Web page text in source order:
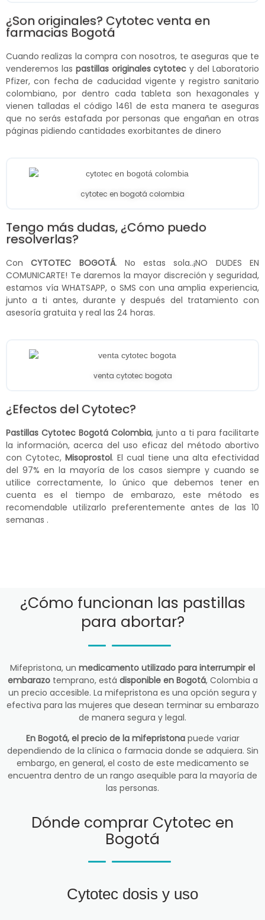
¿Son originales? Cytotec venta en
farmacias Bogotá
Cuando realizas la compra con nosotros, te aseguras que te
venderemos las pastillas originales cytotec y del Laboratorio
Pfizer, con fecha de caducidad vigente y registro sanitario
colombiano, por dentro cada tableta son hexagonales y
vienen talladas el código 1461 de esta manera te aseguras
que no serás estafada por personas que engañan en otras
páginas pidiendo cantidades exorbitantes de dinero
cytotec en bogotá colombia
Tengo más dudas, ¿Cómo puedo
resolverlas?
ConCYTOTEC BOGOTÁ. No estas sola..¡NO DUDES EN
COMUNICARTE! Te daremos la mayor discreción y seguridad,
estamos vía WHATSAPP, o SMS con una amplia experiencia,
junto a ti antes, durante y después del tratamiento con
asesoría gratuita y real las 24 horas.
venta cytotec bogota
¿Efectos del Cytotec?
Pastillas Cytotec Bogotá Colombia, junto a ti para facilitarte
la información, acerca del uso eficaz del método abortivo
con Cytotec, Misoprostol. El cual tiene una alta efectividad
del 97% en la mayoría de los casos siempre y cuando se
utilice correctamente, lo único que debemos tener en
cuenta es el tiempo de embarazo, este método es
recomendable utilizarlo preferentemente antes de las 10
semanas .
¿Cómo funcionan las pastillas
para abortar?
Mifepristona, un medicamento utilizado para interrumpir el
embarazotemprano, está disponible en Bogotá, Colombia a
un precio accesible. La mifepristona es una opción segura y
efectiva para las mujeres que desean terminar su embarazo
de manera segura y legal.
En Bogotá, el precio de la mifepristonapuede variar
dependiendo de la clínica o farmacia donde se adquiera. Sin
embargo, en general, el costo de este medicamento se
encuentra dentro de un rango asequible para la mayoría de
las personas.
Dónde comprar Cytotec en
Bogotá
Cytotec dosis y uso